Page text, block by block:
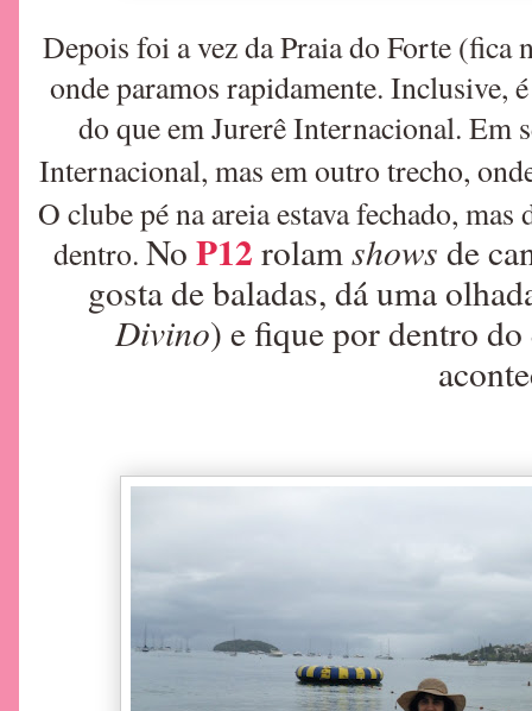
Depois foi a vez da Praia do Forte (fica
onde paramos rapidamente. Inclusive,
do que em Jurerê Internacional. Em
Internacional, mas em outro trecho,
O clube pé na areia estava fechado,
dentro. No P12 rolamshows de
gosta de baladas, dá uma
Divino) e fique por dentro